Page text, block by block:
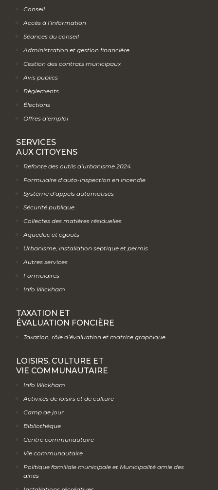
Conseil
Accès à l’information
Séances du conseil
Administration et gestion financière
Gestion des contrats municipaux
Avis publics
Règlements
Élections
Offres d’emploi
SERVICES
AUX CITOYENS
Refonte des outils d’urbanisme 2024
Formulaire d’auto-inspection en incendie
Système d’appels automatisés
Sécurité publique
Collectes des matières résiduelles
Aqueduc et égouts
Urbanisme, installation septique et permis
Autres services
Formulaires
Info Wickham
TAXATION ET
ÉVALUATION FONCIÈRE
Taxation, rôle d’évaluation et matrice graphique
LOISIRS, CULTURE ET
VIE COMMUNAUTAIRE
Info Wickham
Activités de loisirs et de culture
Camp de jour
Bibliothèque
Centre communautaire
Vie communautaire
Politique familiale municipale et Municipalité amie des
ainés